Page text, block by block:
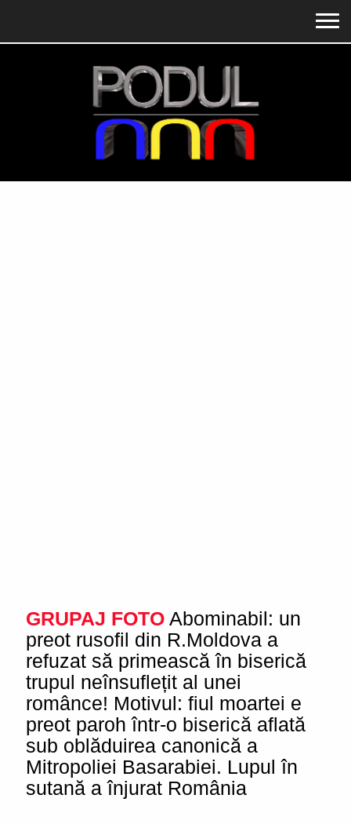
GRUPAJ FOTO Abominabil: un
preot rusofil din R.Moldova a
refuzat să primească în biserică
trupul neînsuflețit al unei
românce! Motivul: fiul moartei e
preot paroh într-o biserică aflată
sub oblăduirea canonică a
Mitropoliei Basarabiei. Lupul în
sutană a înjurat România